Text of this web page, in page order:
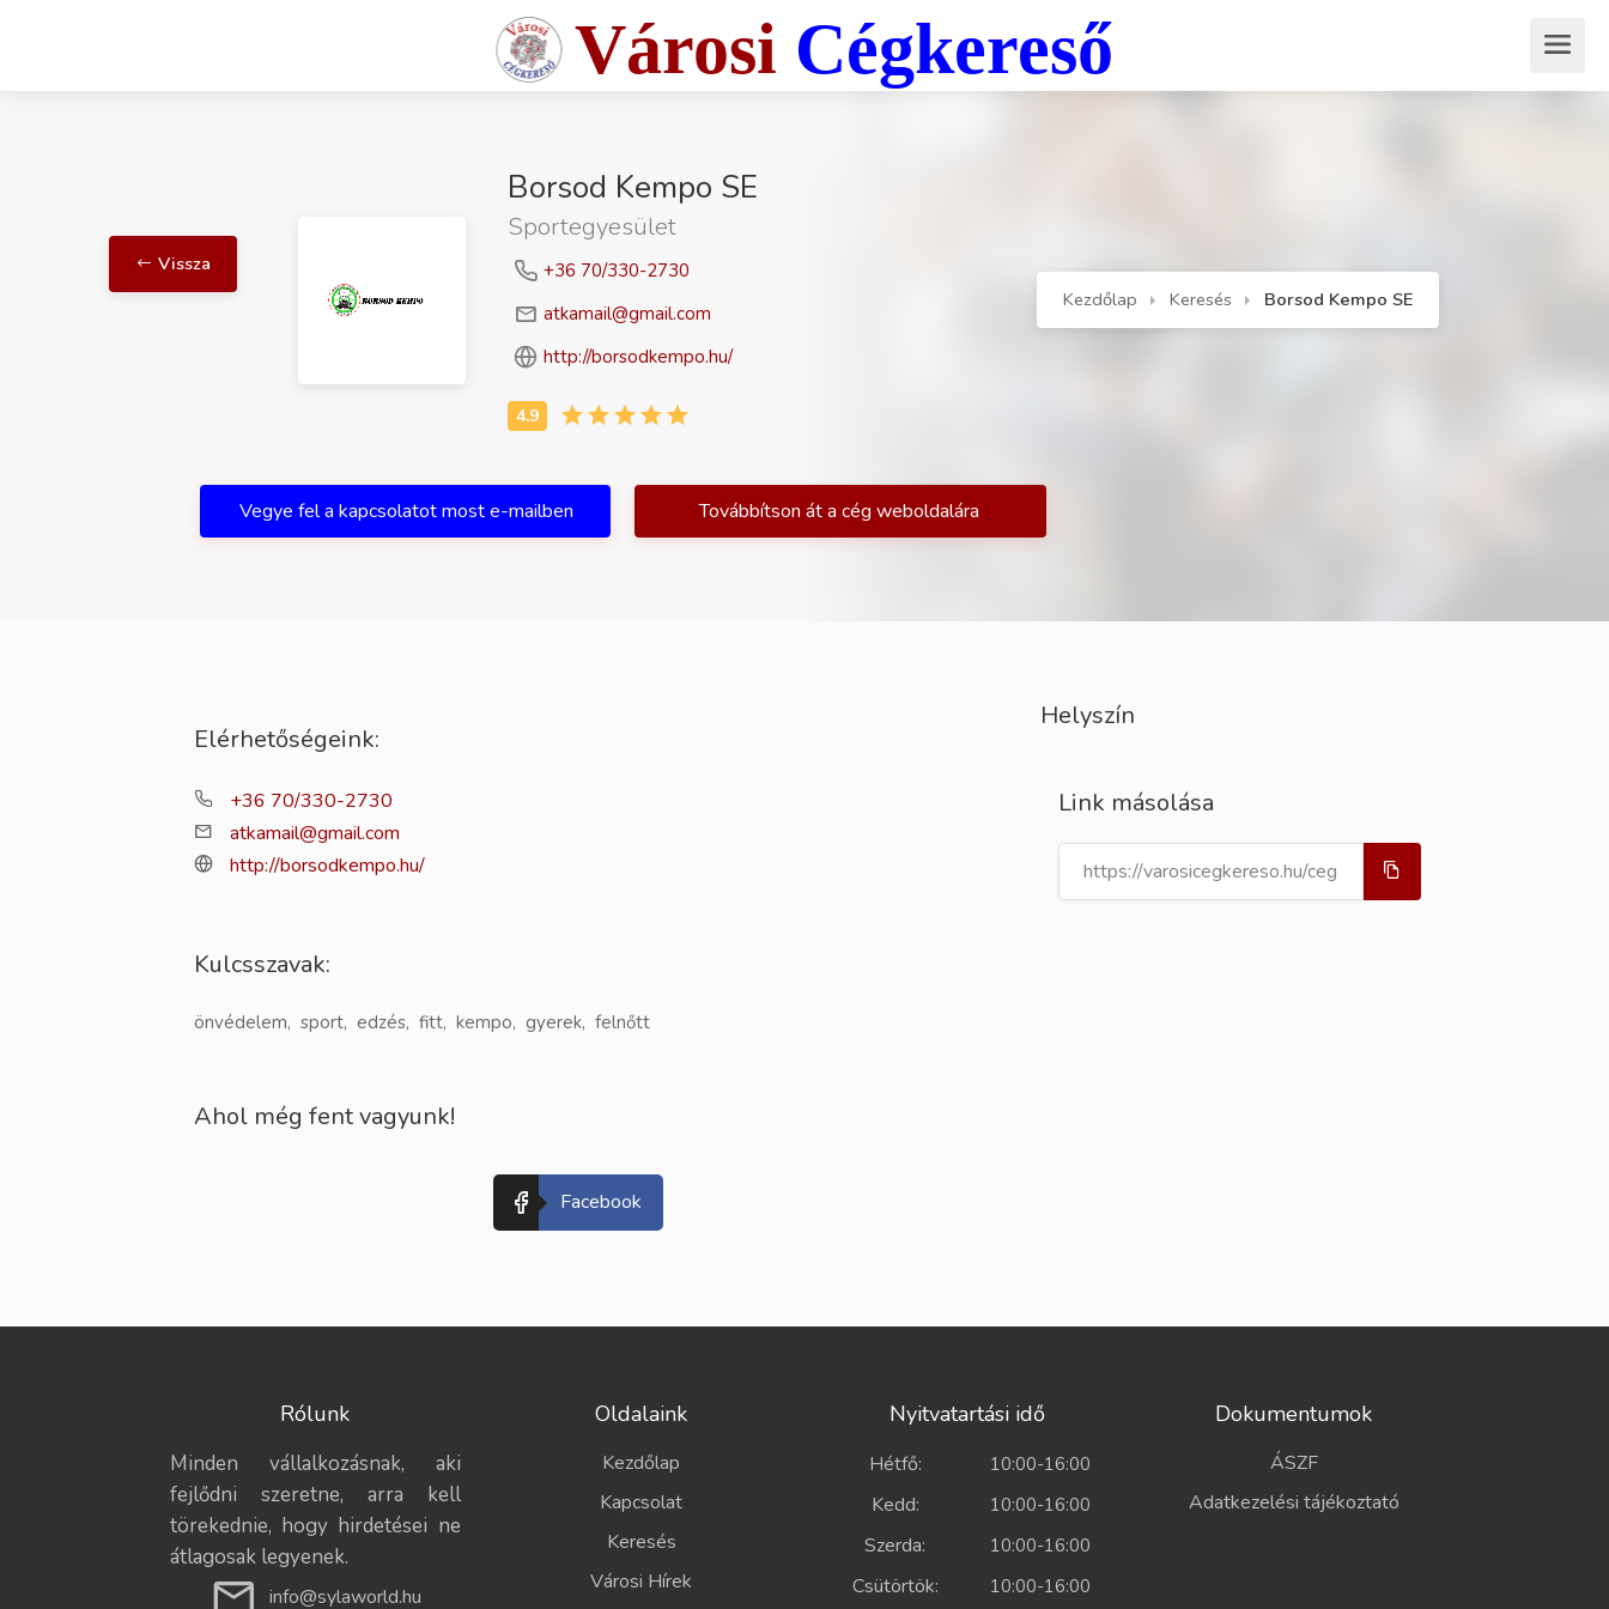
Városi Cégkereső
Vissza
Borsod Kempo SE
Sportegyesület
+36 70/330-2730
atkamail@gmail.com
http://borsodkempo.hu/
Kezdőlap Keresés Borsod Kempo SE
Vegye fel a kapcsolatot most e-mailben Továbbítson át a cég weboldalára
Elérhetőségeink:
+36 70/330-2730
atkamail@gmail.com
http://borsodkempo.hu/
Kulcsszavak:
önvédelem, sport, edzés, fitt, kempo, gyerek, felnőtt
Ahol még fent vagyunk!
Facebook
Helyszín
Link másolása
Rólunk
Minden vállalkozásnak, aki
fejlődni szeretne, arra kell
törekednie, hogy hirdetései ne
átlagosak legyenek.
info@sylaworld.hu
Oldalaink
Kezdőlap
Kapcsolat
Keresés
Városi Hírek
Nyitvatartási idő
Hétfő: 10:00-16:00
Kedd: 10:00-16:00
Szerda: 10:00-16:00
Csütörtök: 10:00-16:00
Dokumentumok
ÁSZF
Adatkezelési tájékoztató